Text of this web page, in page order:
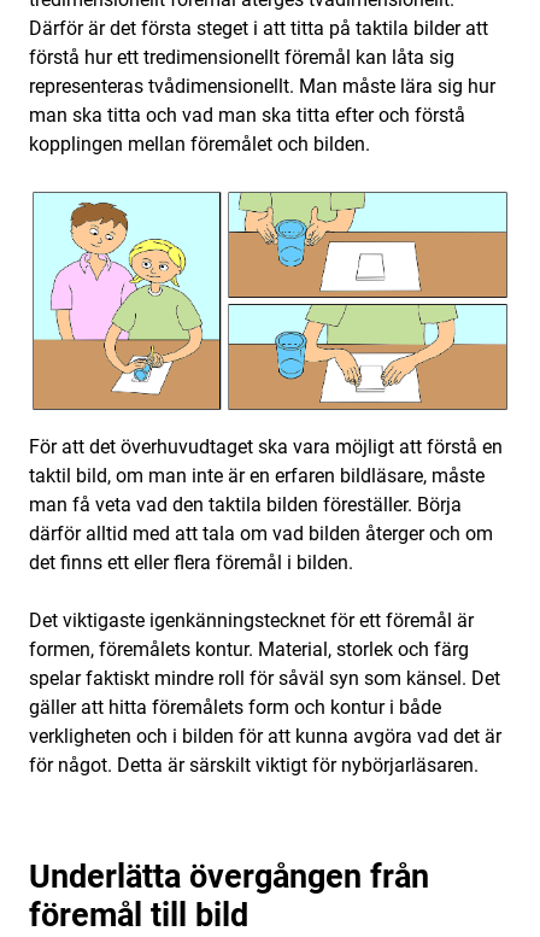
Därför är det första steget i att titta på taktila bilder att
förstå hur ett tredimensionellt föremål kan låta sig
representeras tvådimensionellt. Man måste lära sig hur
man ska titta och vad man ska titta efter och förstå
kopplingen mellan föremålet och bilden.
För att det överhuvudtaget ska vara möjligt att förstå en
taktil bild, om man inte är en erfaren bildläsare, måste
man få veta vad den taktila bilden föreställer. Börja
därför alltid med att tala om vad bilden återger och om
det ﬁnns ett eller ﬂera föremål i bilden.
Det viktigaste igenkänningstecknet för ett föremål är
formen, föremålets kontur. Material, storlek och färg
spelar faktiskt mindre roll för såväl syn som känsel. Det
gäller att hitta föremålets form och kontur i både
verkligheten och i bilden för att kunna avgöra vad det är
för något. Detta är särskilt viktigt för nybörjarläsaren.
Underlätta övergången från
föremål till bild